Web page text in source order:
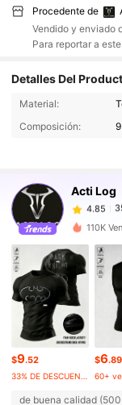
Procedente de
Vendido y enviado
Para reportar a
Detalles Del
Material:
Composición:
Acti Log
4.85
h***2
4.85
4.85
4.85
110K
$9.52
33% DE DESCUENTO
$6.89
60+
de buena calidad